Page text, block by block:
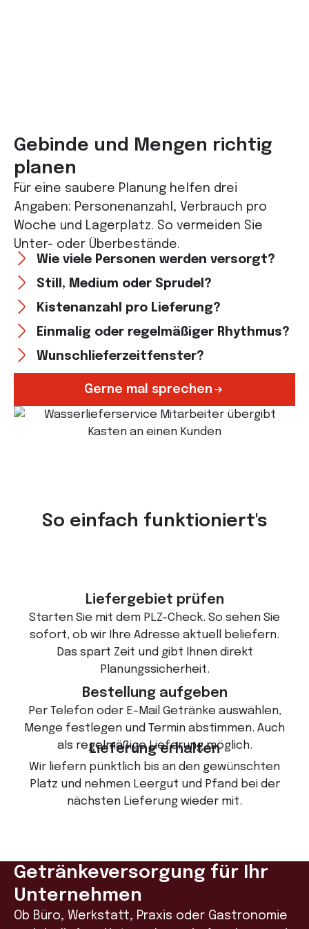
Gebinde und Mengen richtig
planen
Für eine saubere Planung helfen drei
Angaben: Personenanzahl, Verbrauch pro
Woche und Lagerplatz. So vermeiden Sie
Unter- oder Überbestände.
Wie viele Personen werden versorgt?
Still, Medium oder Sprudel?
Kistenanzahl pro Lieferung?
Einmalig oder regelmäßiger Rhythmus?
Wunschlieferzeitfenster?
Gerne mal sprechen
So einfach funktioniert's
Liefergebiet prüfen
Starten Sie mit dem PLZ-Check. So sehen Sie
sofort, ob wir Ihre Adresse aktuell beliefern.
Das spart Zeit und gibt Ihnen direkt
Planungssicherheit.
Bestellung aufgeben
Per Telefon oder E-Mail Getränke auswählen,
Menge festlegen und Termin abstimmen. Auch
als regelmäßige Lieferung möglich.
Lieferung erhalten
Wir liefern pünktlich bis an den gewünschten
Platz und nehmen Leergut und Pfand bei der
nächsten Lieferung wieder mit.
Getränkeversorgung für Ihr
Unternehmen
Ob Büro, Werkstatt, Praxis oder Gastronomie